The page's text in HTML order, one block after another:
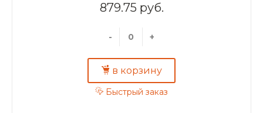
879.75 руб.
- +
в корзину
Быстрый заказ